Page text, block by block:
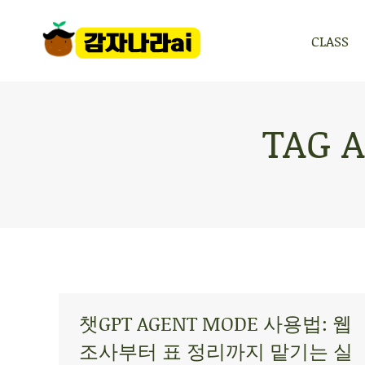
CLASS
TAG
챗GPT AGENT MODE 사용법: 웹
조사부터 표 정리까지 맡기는 실